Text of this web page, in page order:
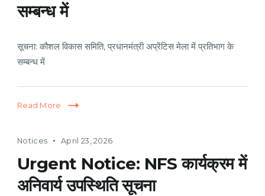
सम्बन्ध में
सूचना: कौशल विकास समिति, प्रधानमंत्री अप्रेंटिस मेला में प्रतिभाग के
सम्बन्ध में
Read More
Notices April 23, 2026
Urgent Notice: NFS कार्यक्रम में
अनिवार्य उपस्थिति सूचना